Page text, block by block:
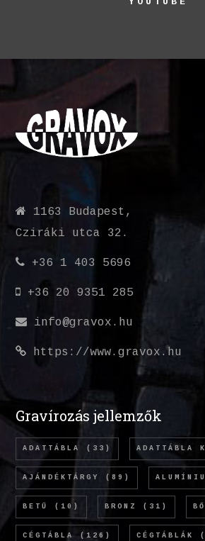
1163 Budapest,
Cziráki utca 32.
+36 1 403 5696
+36 20 9351 285
info@gravox.hu
https://www.gravox.hu
Gravírozás jellemzők
ADATTÁBLA (33) ADATTÁBLA
AJÁNDÉKTÁRGY (89)
BETŰ (10) BRONZ (31)
CÉGTÁBLA (126) CÉGTÁBLÁK